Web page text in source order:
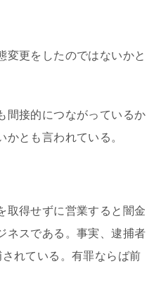
変更をしたのではないかと
間接的につながっているか
とも言われている。
取得せずに営業すると闇金
ネスである。事実、逮捕者
れている。有罪ならば前